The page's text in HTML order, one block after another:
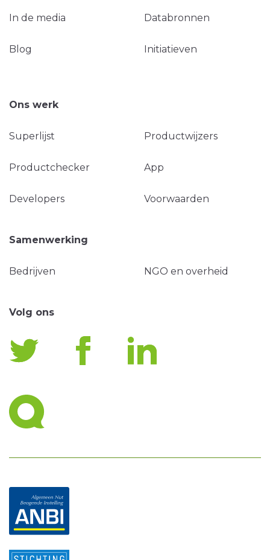
In de media Databronnen
Blog Initiatieven
Ons werk
Superlijst Productwijzers
Productchecker App
Developers Voorwaarden
Samenwerking
Bedrijven NGO en overheid
Volg ons